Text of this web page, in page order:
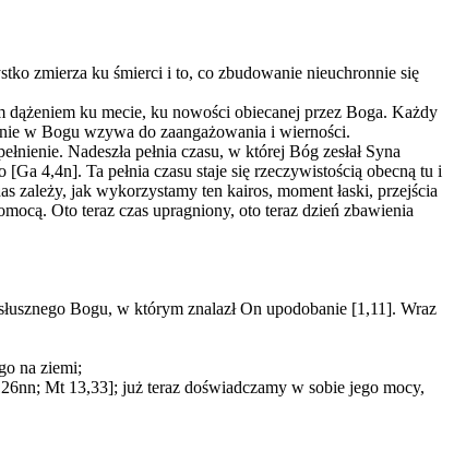
zmierza ku śmierci i to, co zbudowanie nieuchronnie się
ku mecie, ku nowości obiecanej przez Boga. Każdy
w Bogu wzywa do zaangażowania i wierności.
Nadeszła pełnia czasu, w której Bóg zesłał Syna
4,4n]. Ta pełnia czasu staje się rzeczywistością obecną tu i
zależy, jak wykorzystamy ten kairos, moment łaski, przejścia
Oto teraz czas upragniony, oto teraz dzień zbawienia
Bogu, w którym znalazł On upodobanie [1,11]. Wraz
na ziemi;
Mt 13,33]; już teraz doświadczamy w sobie jego mocy,